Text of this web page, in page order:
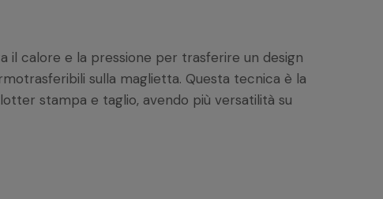
il calore e la pressione per trasferire un design
sulla maglietta. Questa tecnica è la
stampa e taglio, avendo più versatilità su